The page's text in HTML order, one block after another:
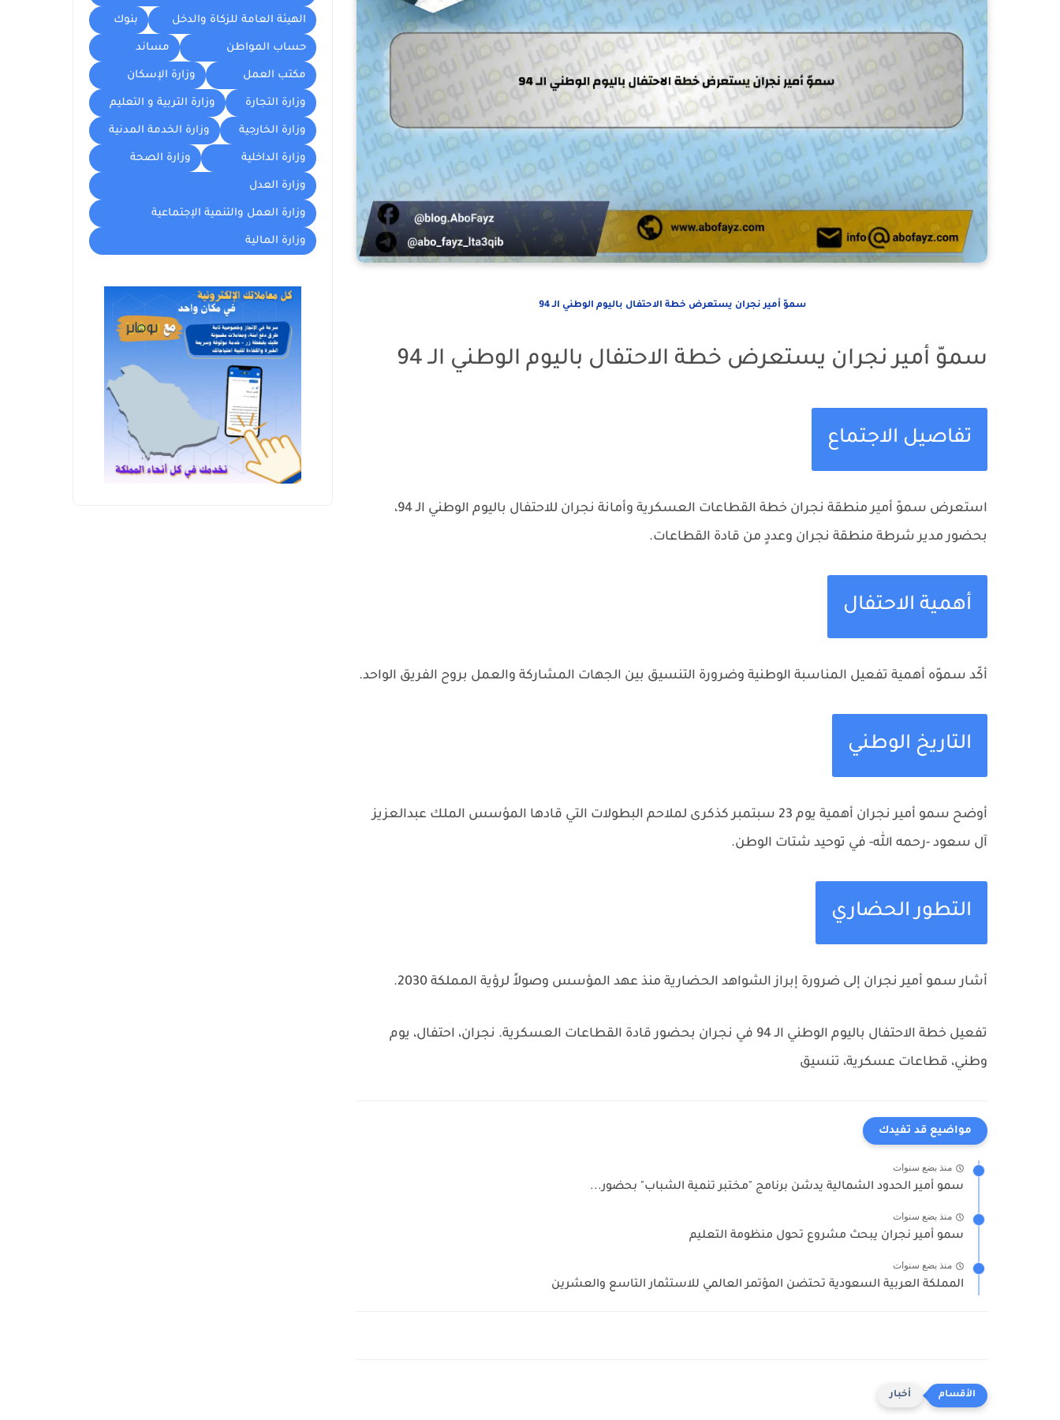
سموّ أمير نجران يستعرض خطة الاحتفال باليوم الوطني الـ 94
سموّ أمير نجران يستعرض خطة الاحتفال باليوم الوطني الـ 94
تفاصيل الاجتماع
استعرض سموّ أمير منطقة نجران خطة القطاعات العسكرية وأمانة نجران للاحتفال باليوم الوطني الـ 94،
بحضور مدير شرطة منطقة نجران وعددٍ من قادة القطاعات.
أهمية الاحتفال
أكّد سموّه أهمية تفعيل المناسبة الوطنية وضرورة التنسيق بين الجهات المشاركة والعمل بروح الفريق الواحد.
التاريخ الوطني
أوضح سمو أمير نجران أهمية يوم 23 سبتمبر كذكرى لملاحم البطولات التي قادها المؤسس الملك عبدالعزيز
آل سعود -رحمه الله- في توحيد شتات الوطن.
التطور الحضاري
أشار سمو أمير نجران إلى ضرورة إبراز الشواهد الحضارية منذ عهد المؤسس وصولاً لرؤية المملكة 2030.
تفعيل خطة الاحتفال باليوم الوطني الـ 94 في نجران بحضور قادة القطاعات العسكرية.
نجران، احتفال، يوم
وطني، قطاعات عسكرية، تنسيق
مواضيع قد تفيدك
منذ بضع سنوات
سمو أمير الحدود الشمالية يدشن برنامج "مختبر تنمية الشباب" بحضور...
منذ بضع سنوات
سمو أمير نجران يبحث مشروع تحول منظومة التعليم
منذ بضع سنوات
المملكة العربية السعودية تحتضن المؤتمر العالمي للاستثمار التاسع والعشرين
أخبار
الهيئة العامة للزكاة والدخل بنوك
حساب المواطن مساند
مكتب العمل وزارة الإسكان
وزارة التجارة وزارة التربية و التعليم
وزارة الخارجية وزارة الخدمة المدنية
وزارة الداخلية وزارة الصحة
وزارة العدل
وزارة العمل والتنمية الإجتماعية
وزارة المالية